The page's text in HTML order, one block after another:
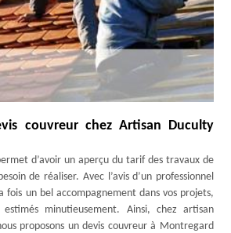
couvreur chez Artisan Duculty
d’avoir un aperçu du tarif des travaux de
de réaliser. Avec l’avis d’un professionnel
fois un bel accompagnement dans vos projets,
minutieusement. Ainsi, chez artisan
proposons un devis couvreur à Montregard